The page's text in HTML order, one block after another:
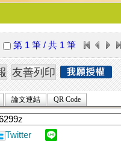
第 1 筆 / 共 1 筆
論文連結 QR Code
Twitter